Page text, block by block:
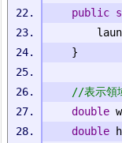
public
}
//表示領
double w
double h